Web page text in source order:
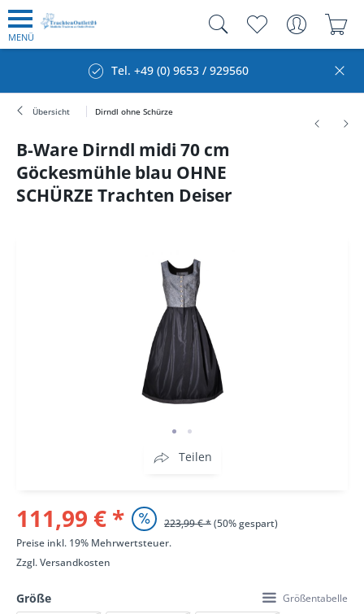
MENÜ
Tel. +49 (0) 9653 / 929560
Übersicht Dirndl ohne Schürze
B-Ware Dirndl midi 70 cm
Göckesmühle blau OHNE
SCHÜRZE Trachten Deiser
Teilen
111,99 € * 223,99 € *(50% gespart)
Preise inkl. 19% Mehrwertsteuer.
Zzgl.Versandkosten
Größe Größentabelle